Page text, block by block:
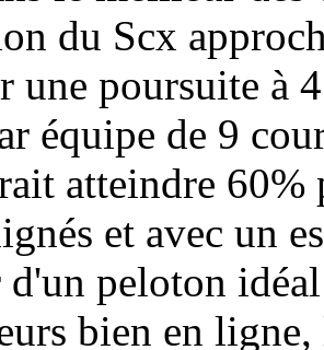
du Scx
une poursuite à
équipe de 9
atteindre 60%
et avec un
peloton
bien en